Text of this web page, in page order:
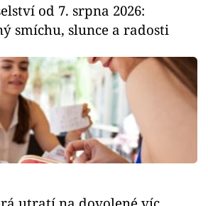
od 7. srpna 2026:
smíchu, slunce a radosti